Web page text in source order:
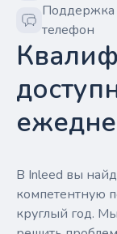
Поддержка
телефон
В Inleed вы
компетентную
круглый год.